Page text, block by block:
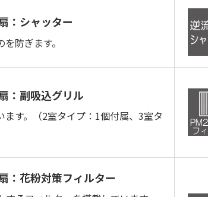
：シャッター
防ぎます。
：副吸込グリル
す。（2室タイプ：1個付属、3室タ
：花粉対策フィルター